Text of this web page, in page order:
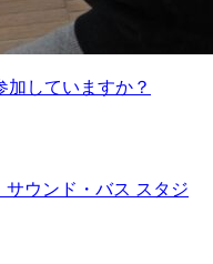
していますか？
サウンド・バス スタジ